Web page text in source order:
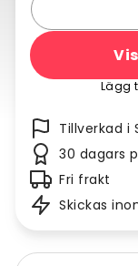
Lägg
Tillverkad i
30 dagars
Fri frakt
Skickas